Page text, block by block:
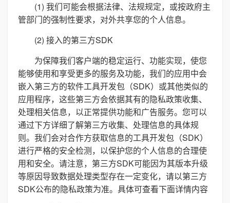
(1) 我们可能会根据法律、法规规定，或按政府主
管部门的强制性要求，对外共享您的个人信息。
(2) 接入的第三方SDK
为保障我们客户端的稳定运行、功能实现，使您
能够使用和享受更多的服务及功能，我们的应用中会
嵌入第三方的软件工具开发包（SDK）或其他类似的
应用程序，这些第三方会依据其有的隐私政策收集、
处理相关信息，以正常提供功能和广告服务。您可以
通过下方详细了解第三方收集、处理信息的具体规
则。我们会对合作方获取信息的工具开发包（SDK）
进行严格的安全检测，以保护您的个人信息的合理使
用和安全。请注意，第三方SDK可能因为其版本升级
等原因导致数据处理类型存在一定变化，请以第三方
SDK公布的隐私政策为准。具体可查看下面详情内容